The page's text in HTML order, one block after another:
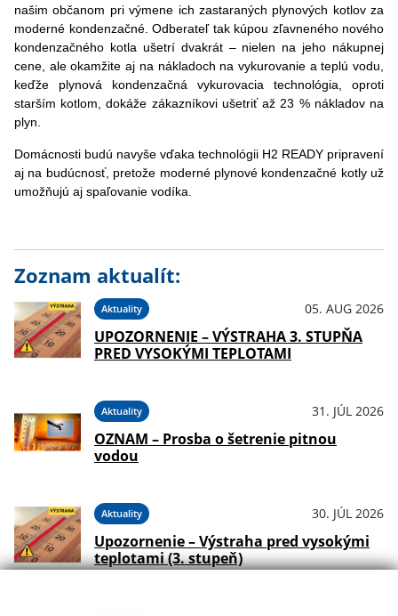
našim občanom pri výmene ich zastaraných plynových kotlov za
moderné kondenzačné. Odberateľ tak kúpou zľavneného nového
kondenzačného kotla ušetrí dvakrát – nielen na jeho nákupnej
cene, ale okamžite aj na nákladoch na vykurovanie a teplú vodu,
keďže plynová kondenzačná vykurovacia technológia, oproti
starším kotlom, dokáže zákazníkovi ušetriť až 23 % nákladov na
plyn.
Domácnosti budú navyše vďaka technológii H2 READY pripravení
aj na budúcnosť, pretože moderné plynové kondenzačné kotly už
umožňujú aj spaľovanie vodíka.
Zoznam aktualít:
Aktuality 05. AUG 2026
UPOZORNENIE – VÝSTRAHA 3. STUPŇA
PRED VYSOKÝMI TEPLOTAMI
Aktuality 31. JÚL 2026
OZNAM – Prosba o šetrenie pitnou
vodou
Aktuality 30. JÚL 2026
Upozornenie – Výstraha pred vysokými
teplotami (3. stupeň)